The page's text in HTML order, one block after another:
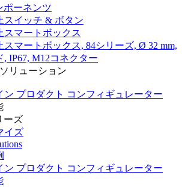
ポーネンツ
スイッチ & ボタン
スマートボックス
スマートボックス, 84シリーズ, Ø 32 mm,
, IP67, M12コネクター
リューション
ン プロダクト コンフィギュレーター
ーズ
イズ
ン プロダクト コンフィギュレーター